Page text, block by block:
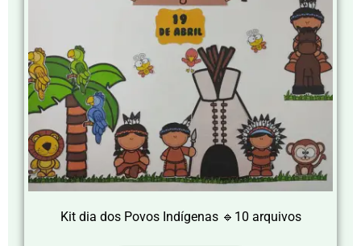
Kit dia dos Povos Indígenas 🔹10 arquivos